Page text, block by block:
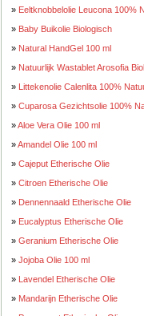
» Eeltknobbelolie Leucona 100%
» Baby Buikolie Biologisch
» Natural HandGel 100 ml
» Natuurlijk Wastablet Arosofia
» Littekenolie Calenlita 100%
» Cuparosa Gezichtsolie 100%
»Aloe Vera Olie 100 ml
»Amandel Olie 100 ml
» Cajeput Etherische Olie
» Citroen Etherische Olie
» Dennennaald Etherische Olie
» Eucalyptus Etherische Olie
» Geranium Etherische Olie
» Jojoba Olie 100 ml
» Lavendel Etherische Olie
» Mandarijn Etherische Olie